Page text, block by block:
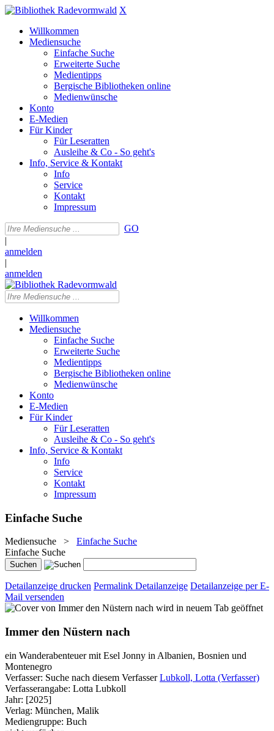
X
Willkommen
Mediensuche
Einfache Suche
Erweiterte Suche
Medientipps
Bergische Bibliotheken online
Medienwünsche
Konto
E-Medien
Für Kinder
Für Leseratten
Ausleihe & Co - So geht's
Info, Service & Kontakt
Info
Service
Kontakt
Impressum
GO
|
anmelden
|
anmelden
Willkommen
Mediensuche
Einfache Suche
Erweiterte Suche
Medientipps
Bergische Bibliotheken online
Medienwünsche
Konto
E-Medien
Für Kinder
Für Leseratten
Ausleihe & Co - So geht's
Info, Service & Kontakt
Info
Service
Kontakt
Impressum
Einfache Suche
Mediensuche > Einfache Suche
Einfache Suche
Detailanzeige drucken Permalink Detailanzeige Detailanzeige per E-
Mail versenden
wird in neuem Tab geöffnet
Immer den Nüstern nach
ein Wanderabenteuer mit Esel Jonny in Albanien, Bosnien und
Montenegro
Verfasser: Suche nach diesem Verfasser Lubkoll, Lotta (Verfasser)
Verfasserangabe: Lotta Lubkoll
Jahr: [2025]
Verlag: München, Malik
Mediengruppe: Buch